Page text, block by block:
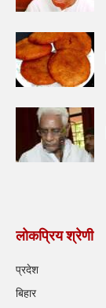
लोकप्रिय श्रेणी
प्रदेश
बिहार